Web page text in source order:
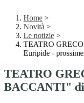
Home >
Novità >
Le notizie >
TEATRO
Euripide -
TEATRO
BACCANTI" di